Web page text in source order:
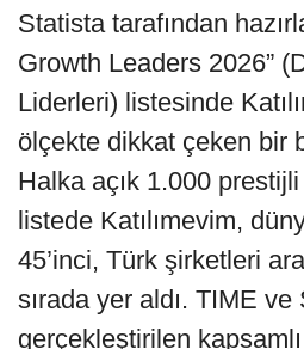
Statista tarafından
Growth Leaders 2026”
Liderleri) listesinde
ölçekte dikkat çeken bir
Halka açık 1.000 prestijli
listede Katılımevim,
45’inci, Türk şirketleri
sırada yer aldı. TIME ve
gerçekleştirilen